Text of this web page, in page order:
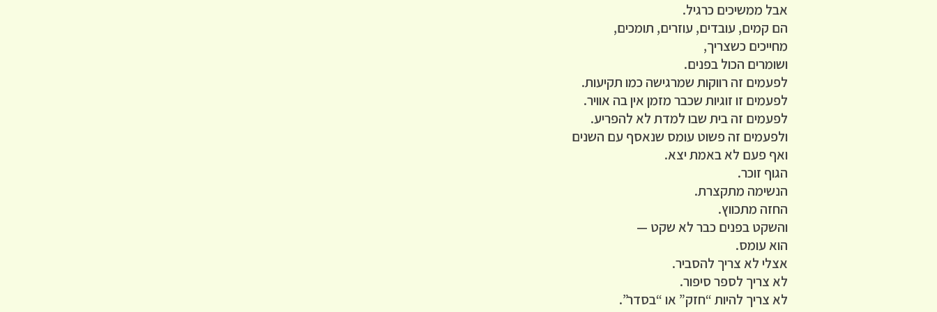
אבל ממשיכים כרגיל.
הם קמים, עובדים, עוזרים, תומכים,
מחייכים כשצריך,
ושומרים הכול בפנים.
לפעמים זה רווקות שמרגישה כמו תקיעות.
לפעמים זו זוגיות שכבר מזמן אין בה אוויר.
לפעמים זה בית שבו למדת לא להפריע.
ולפעמים זה פשוט עומס שנאסף עם השנים
ואף פעם לא באמת יצא.
הגוף זוכר.
הנשימה מתקצרת.
החזה מתכווץ.
והשקט בפנים כבר לא שקט —
הוא עומס.
אצלי לא צריך להסביר.
לא צריך לספר סיפור.
לא צריך להיות “חזק” או “בסדר”.